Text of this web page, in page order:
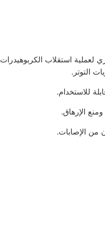
لعملية استقلاب الكربوهيدرات
التوتر.
للاستخدام.
الإرهاق.
من الإصابات.